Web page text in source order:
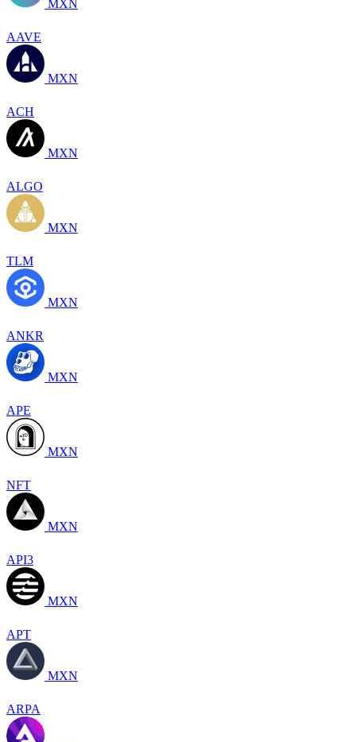
MXN
AAVE
MXN
ACH
MXN
ALGO
MXN
TLM
MXN
ANKR
MXN
APE
MXN
NFT
MXN
API3
MXN
APT
MXN
ARPA